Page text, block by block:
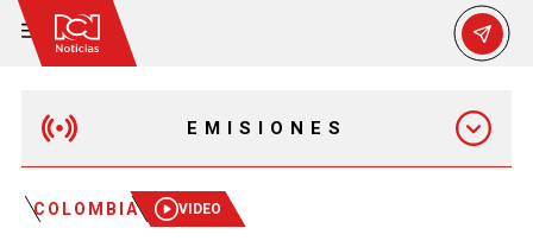
EMISIONES
EMISIÓN 12:30 PM
COLOMBIA VIDEO